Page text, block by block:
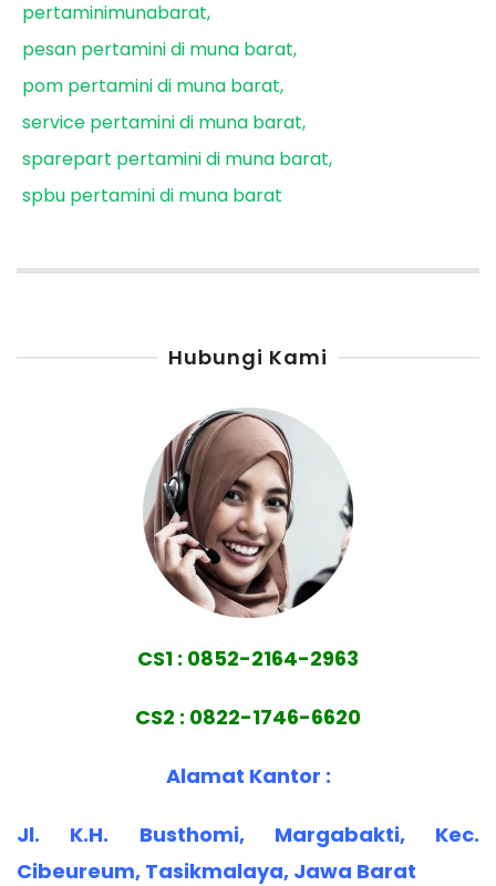
pertaminimunabarat
pesan pertamini di muna barat
pom pertamini di muna barat
service pertamini di muna barat
sparepart pertamini di muna barat
spbu pertamini di muna barat
Hubungi Kami
CS1 : 0852-2164-2963
CS2 : 0822-1746-6620
Alamat Kantor :
Jl. K.H. Busthomi, Margabakti, Kec.
Cibeureum, Tasikmalaya, Jawa Barat